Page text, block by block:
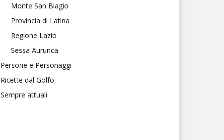
Monte San Biagio
Provincia di Latina
Regione Lazio
Sessa Aurunca
Persone e Personaggi
Ricette dal Golfo
Sempre attuali